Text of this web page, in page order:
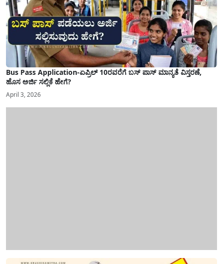
Bus Pass Application-ಏಪ್ರಿಲ್ 10ರವರೆಗೆ ಬಸ್ ಪಾಸ್ ಮಾನ್ಯತೆ ವಿಸ್ತರಣೆ,
ಹೊಸ ಅರ್ಜಿ ಸಲ್ಲಿಕೆ ಹೇಗೆ?
April 3, 2026